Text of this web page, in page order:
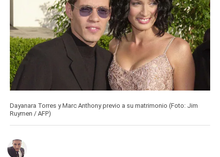
Dayanara Torres y Marc Anthony previo a su matrimonio (Foto: Jim
Ruymen / AFP)